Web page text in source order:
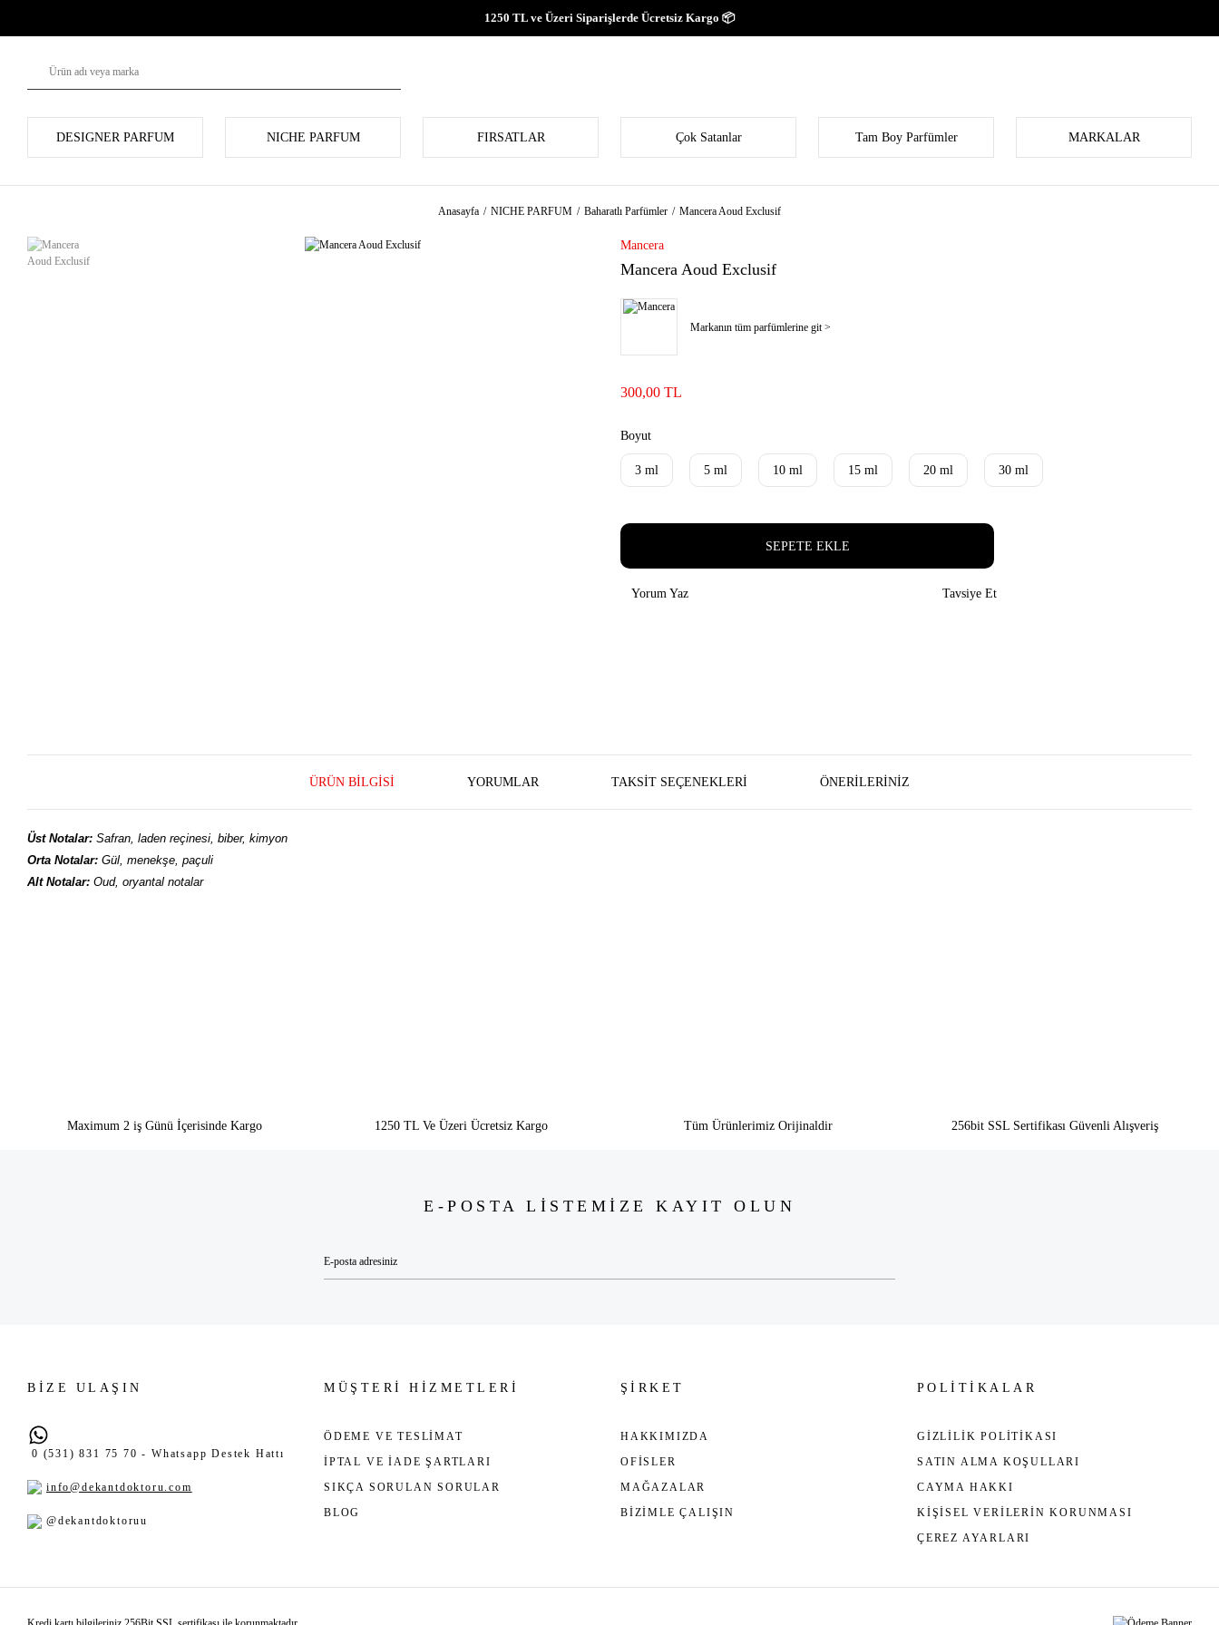
1250 TL ve Üzeri Siparişlerde Ücretsiz Kargo 📦
DESIGNER PARFUM NICHE PARFUM FIRSATLAR Çok Satanlar Tam Boy Parfümler MARKALAR
Anasayfa NICHE PARFUM Baharatlı Parfümler Mancera Aoud Exclusif
Mancera
Mancera Aoud Exclusif
Markanın tüm parfümlerine git >
300,00 TL
Boyut
3 ml 5 ml 10 ml 15 ml 20 ml 30 ml
SEPETE EKLE
Yorum Yaz Tavsiye Et
ÜRÜN BILGISI YORUMLAR TAKSIT SEÇENEKLERI ÖNERILERINIZ
Üst Notalar: Safran, laden reçinesi, biber, kimyon
Orta Notalar: Gül, menekşe, paçuli
Alt Notalar: Oud, oryantal notalar
Maximum 2 iş Günü İçerisinde Kargo 1250 TL Ve Üzeri Ücretsiz Kargo Tüm Ürünlerimiz Orijinaldir 256bit SSL Sertifikası Güvenli Alışveriş
E-POSTA LİSTEMİZE KAYIT OLUN
BİZE ULAŞIN
0 (531) 831 75 70 - Whatsapp Destek Hattı
info@dekantdoktoru.com
@dekantdoktoruu
MÜŞTERİ HİZMETLERİ
ÖDEME VE TESLİMAT
İPTAL VE İADE ŞARTLARI
SIKÇA SORULAN SORULAR
BLOG
ŞİRKET
HAKKIMIZDA
OFİSLER
MAĞAZALAR
BİZİMLE ÇALIŞIN
POLİTİKALAR
GİZLİLİK POLİTİKASI
SATIN ALMA KOŞULLARI
CAYMA HAKKI
KİŞİSEL VERİLERİN KORUNMASI
ÇEREZ AYARLARI